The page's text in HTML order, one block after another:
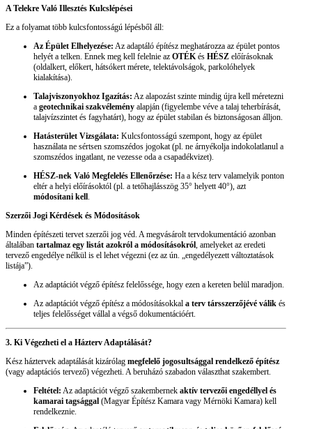
A Telekre Való Illesztés Kulcslépései
Ez a folyamat több kulcsfontosságú lépésből áll:
Az Épület Elhelyezése: Az adaptáló építész meghatározza az épület pontos
helyét a telken. Ennek meg kell felelnie az OTÉKés HÉSZ előírásoknak
(oldalkert, előkert, hátsókert mérete, telektávolságok, parkolóhelyek
kialakítása).
Talajviszonyokhoz Igazítás: Az alapozást szinte mindig újra kell méretezni
a geotechnikai szakvélemény alapján (figyelembe véve a talaj teherbírását,
talajvízszintet és fagyhatárt), hogy az épület stabilan és biztonságosan álljon.
Hatásterület Vizsgálata: Kulcsfontosságú szempont, hogy az épület
használata ne sértsen szomszédos jogokat (pl. ne árnyékolja indokolatlanul a
szomszédos ingatlant, ne vezesse oda a csapadékvizet).
HÉSZ-nek Való Megfelelés Ellenőrzése: Ha a kész terv valamelyik ponton
eltér a helyi előírásoktól (pl. a tetőhajlásszög 35° helyett 40°), azt
módosítani kell.
Szerzői Jogi Kérdések és Módosítások
Minden építészeti tervet szerzői jog véd. A megvásárolt tervdokumentáció azonban
általában tartalmaz egy listát azokról a módosításokról, amelyeket az eredeti
tervező engedélye nélkül is el lehet végezni (ez az ún. „engedélyezett változtatások
listája”).
Az adaptációt végző építész felelőssége, hogy ezen a kereten belül maradjon.
Az adaptációt végző építész a módosításokkal a terv társszerzőjévé válik és
teljes felelősséget vállal a végső dokumentációért.
3. Ki Végezheti el a Házterv Adaptálását?
Kész háztervek adaptálását kizárólag megfelelő jogosultsággal rendelkező építész
(vagy adaptációs tervező) végezheti. A beruházó szabadon választhat szakembert.
Feltétel: Az adaptációt végző szakembernek aktív tervezői engedéllyel és
kamarai tagsággal (Magyar Építész Kamara vagy Mérnöki Kamara) kell
rendelkeznie.